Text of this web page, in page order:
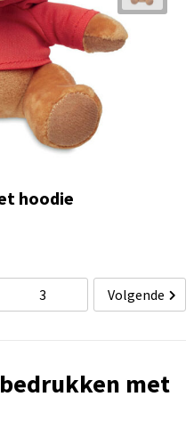
hoodie
3 Volgende
met